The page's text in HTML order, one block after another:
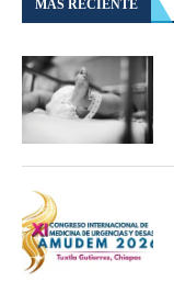
MÁS RECIENTE